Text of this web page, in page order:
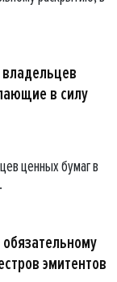
в силу
ценных бумаг в
эмитентов